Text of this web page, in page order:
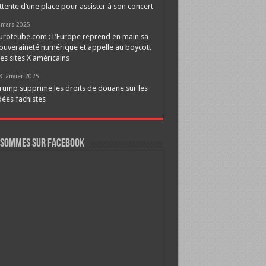
d’une place pour assister à son concert
2025
: L’Europe reprend en main sa
numérique et appelle au boycott
sites X américains
janvier 2025
supprime les droits de douane sur les
fachistes
sur FaceBook